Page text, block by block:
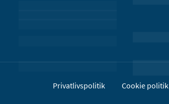
Privatlivspolitik Cookie politik